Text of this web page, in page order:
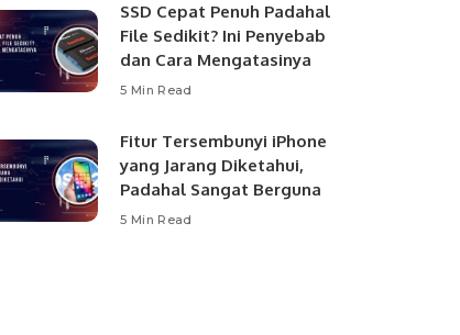
SSD Cepat Penuh Padahal
File Sedikit? Ini Penyebab
dan Cara Mengatasinya
5 Min Read
Fitur Tersembunyi iPhone
yang Jarang Diketahui,
Padahal Sangat Berguna
5 Min Read